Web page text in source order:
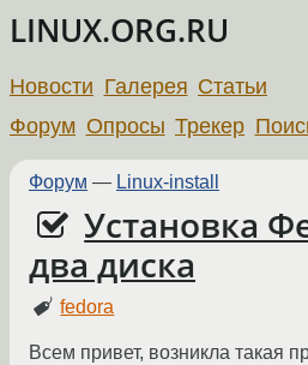
LINUX.ORG.RU
Новости Галерея Статьи
Форум Опросы Трекер
Форум — Linux-install
Установка
два диска
fedora
Всем привет, возникла такая